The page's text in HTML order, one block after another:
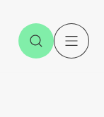
Suche